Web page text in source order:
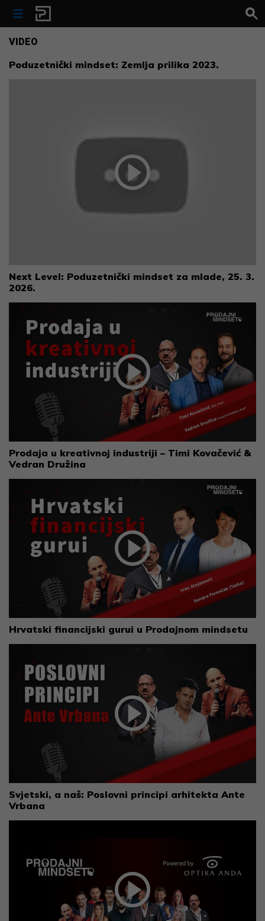
Skip to content
VIDEO
Poduzetnički mindset: Zemlja prilika ‪2023.
Next Level: Poduzetnički mindset za mlade, 25. 3.
2026.
Prodaja u kreativnoj industriji – Timi Kovačević &
Vedran Družina
Hrvatski financijski gurui u Prodajnom mindsetu
Svjetski, a naš: Poslovni principi arhitekta Ante
Vrbana